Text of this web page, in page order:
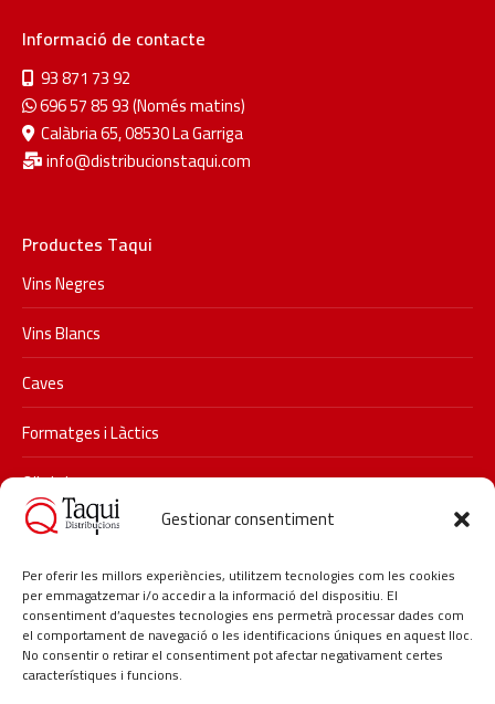
Gestionar consentiment
Per oferir les millors experiències, utilitzem tecnologies com les cookies
per emmagatzemar i/o accedir a la informació del dispositiu. El
consentiment d’aquestes tecnologies ens permetrà processar dades com
el comportament de navegació o les identificacions úniques en aquest lloc.
No consentir o retirar el consentiment pot afectar negativament certes
característiques i funcions.
Informació de contacte
93 871 73 92
696 57 85 93 (Només matins)
Calàbria 65, 08530 La Garriga
info@distribucionstaqui.com
Productes Taqui
Vins Negres
Vins Blancs
Caves
Formatges i Làctics
Olis i vinagres
Xarxes socials
Segueix-nos a Instagram i descobreix les últimes promocions i
novetats de Taqui.
#taqui #distribucionstaqui #restauracio #delicatessen
#hosteleria #lagarriga